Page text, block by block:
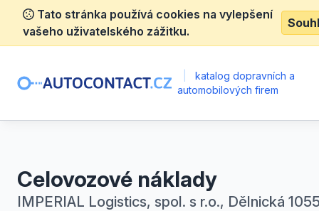
Tato stránka používá cookies na vylepšení
vašeho uživatelského zážitku.
katalog dopravních a
automobilových firem
Celovozové náklady
IMPERIAL Logistics, spol. s r.o., Dělnická